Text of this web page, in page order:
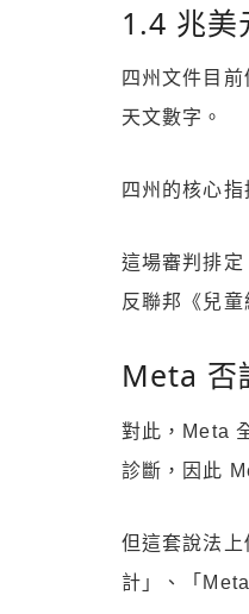
1.4 兆美
四州文件目
天文數字。
四州的核心
這場審判排
反聯邦《兒
Meta 否
對此，Meta
診斷，因此
但這套說法
計」、「